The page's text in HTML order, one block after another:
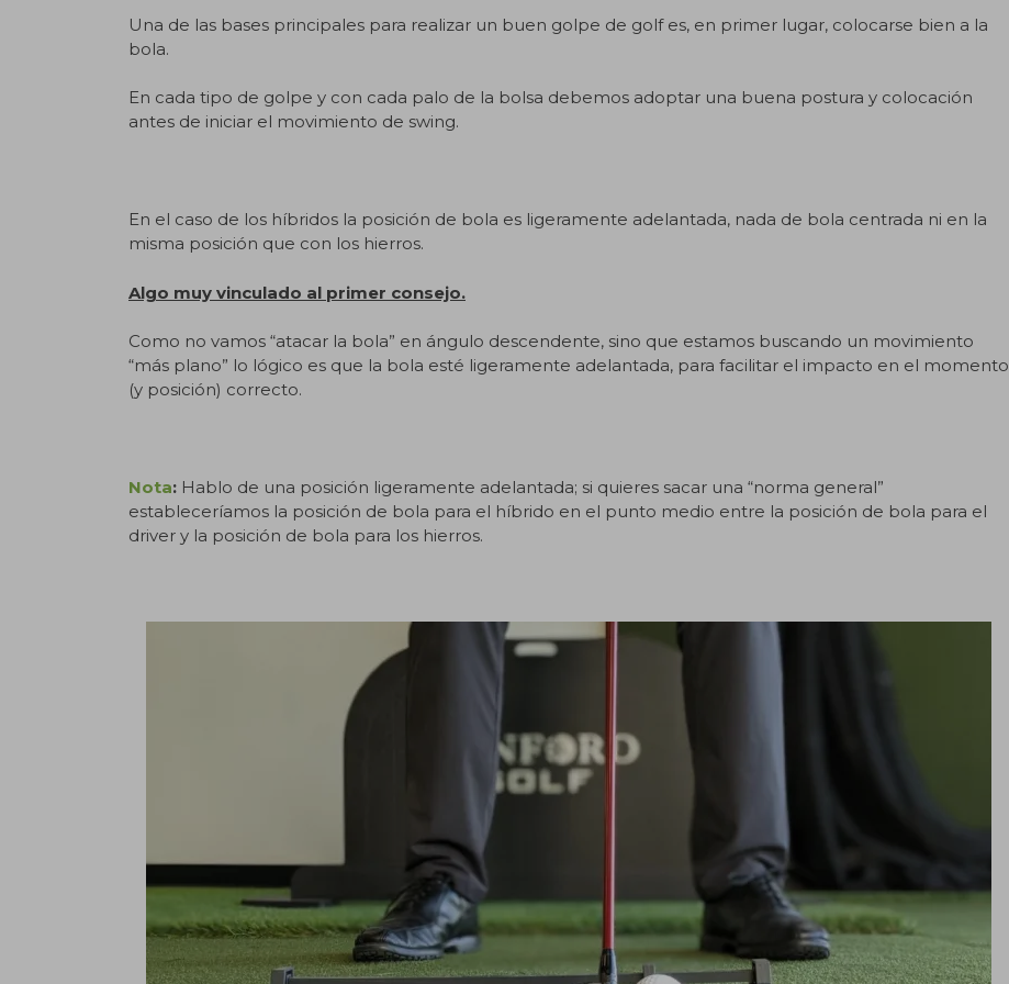
Una de las bases principales para realizar un buen golpe de golf es, en primer lugar, colocarse bien a la
bola.
En cada tipo de golpe y con cada palo de la bolsa debemos adoptar una buena postura y colocación
antes de iniciar el movimiento de swing.
En el caso de los híbridos la posición de bola es ligeramente adelantada, nada de bola centrada ni en la
misma posición que con los hierros.
Algo muy vinculado al primer consejo.
Como no vamos “atacar la bola” en ángulo descendente, sino que estamos buscando un movimiento
“más plano” lo lógico es que la bola esté ligeramente adelantada, para facilitar el impacto en el momento
(y posición) correcto.
Nota: Hablo de una posición ligeramente adelantada; si quieres sacar una “norma general”
estableceríamos la posición de bola para el híbrido en el punto medio entre la posición de bola para el
driver y la posición de bola para los hierros.